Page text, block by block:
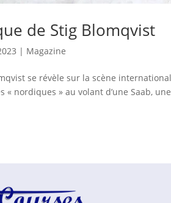
de Stig Blomqvist
| Magazine
se révèle sur la scène
« nordiques » au volant d’une Saab,